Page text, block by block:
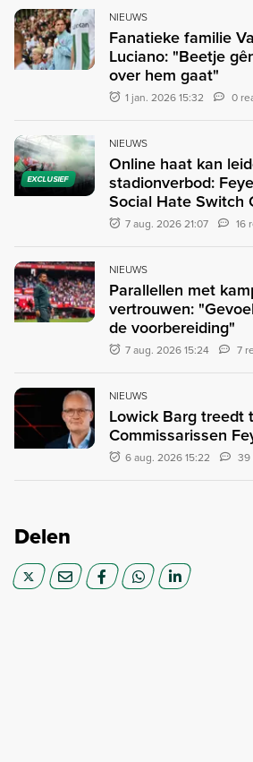
NIEUWS
Fanatieke familie
Luciano: "Beetje
over hem gaat"
1 jan. 2026 15:32 0
EXCLUSIEF
NIEUWS
Online haat kan
stadionverbod:
Social Hate Switch
7 aug. 2026 21:07 16
NIEUWS
Parallellen met
vertrouwen:
de voorbereiding"
7 aug. 2026 15:24 7
NIEUWS
Lowick Barg treedt
Commissarissen
6 aug. 2026 15:22 39
Delen